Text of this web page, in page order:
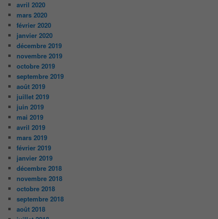
avril 2020
mars 2020
février 2020
janvier 2020
décembre 2019
novembre 2019
octobre 2019
septembre 2019
août 2019
juillet 2019
juin 2019
mai 2019
avril 2019
mars 2019
février 2019
janvier 2019
décembre 2018
novembre 2018
octobre 2018
septembre 2018
août 2018